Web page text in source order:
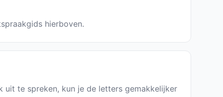
hierboven.
te spreken, kun je de letters gemakkelijker